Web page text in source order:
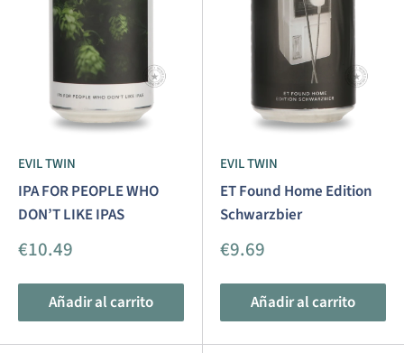
EVIL TWIN
IPA FOR PEOPLE WHO
DON’T LIKE IPAS
Precio
venta
€10.49
Añadir al carrito
EVIL TWIN
ET Found Home Edition
Schwarzbier
Precio
venta
€9.69
Añadir al carrito